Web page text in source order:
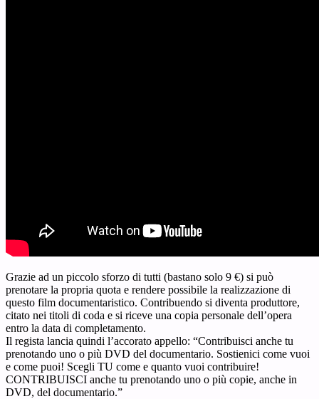
Grazie ad un piccolo sforzo di tutti (bastano solo 9 €) si può
prenotare la propria quota e rendere possibile la realizzazione di
questo film documentaristico. Contribuendo si diventa produttore,
citato nei titoli di coda e si riceve una copia personale dell’opera
entro la data di completamento.
Il regista lancia quindi l’accorato appello: “Contribuisci anche tu
prenotando uno o più DVD del documentario. Sostienici come vuoi
e come puoi! Scegli TU come e quanto vuoi contribuire!
CONTRIBUISCI anche tu prenotando uno o più copie, anche in
DVD, del documentario.”